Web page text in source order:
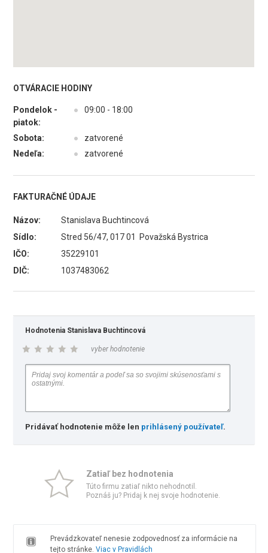
OTVÁRACIE HODINY
Pondelok -
piatok:
● 09:00 - 18:00
Sobota: ●
zatvorené
Nedeľa:
● zatvorené
FAKTURAČNÉ ÚDAJE
Názov:
Stanislava Buchtincová
Sídlo:
Stred 56/47, 017 01 Považská Bystrica
IČO:
35229101
DIČ:
1037483062
Hodnotenia Stanislava Buchtincová
vyber hodnotenie
Pridávať hodnotenie môže len prihlásený používateľ.
Zatiaľ bez hodnotenia
Túto firmu zatiaľ nikto nehodnotil.
Poznáš ju? Pridaj k nej svoje hodnotenie.
Prevádzkovateľ nenesie zodpovednosť za informácie na
tejto stránke. Viac v Pravidlách